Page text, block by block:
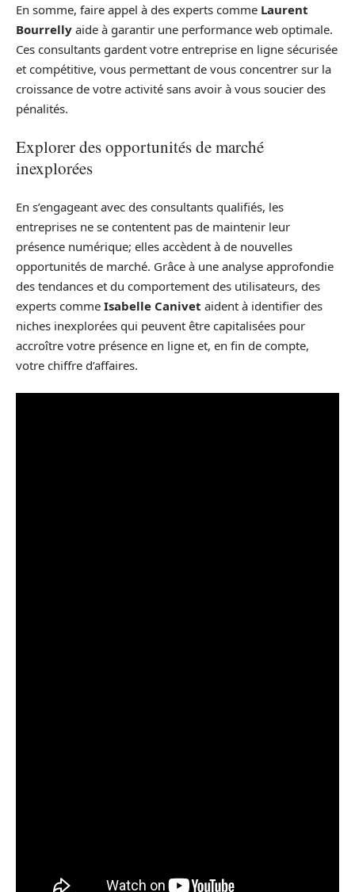
En somme, faire appel à des experts comme Laurent
Bourrelly aide à garantir une performance web optimale.
Ces consultants gardent votre entreprise en ligne sécurisée
et compétitive, vous permettant de vous concentrer sur la
croissance de votre activité sans avoir à vous soucier des
pénalités.
Explorer des opportunités de marché
inexplorées
En s’engageant avec des consultants qualifiés, les
entreprises ne se contentent pas de maintenir leur
présence numérique; elles accèdent à de nouvelles
opportunités de marché. Grâce à une analyse approfondie
des tendances et du comportement des utilisateurs, des
experts comme Isabelle Canivet aident à identifier des
niches inexplorées qui peuvent être capitalisées pour
accroître votre présence en ligne et, en fin de compte,
votre chiffre d’affaires.